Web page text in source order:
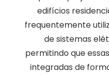
edifícios
frequentemente
de sistemas
permitindo que
integradas de